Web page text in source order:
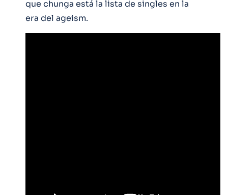
que chunga está la lista de singles en la
era del ageism.